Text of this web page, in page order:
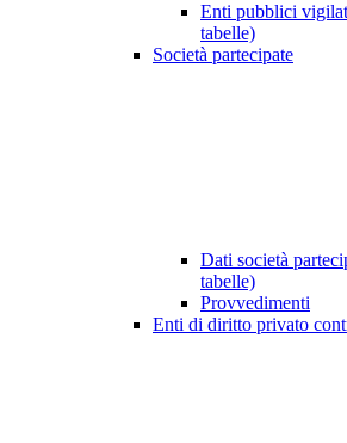
Enti pubblici
tabelle)
Società partecipate
Dati società
tabelle)
Provvedimenti
Enti di diritto privato